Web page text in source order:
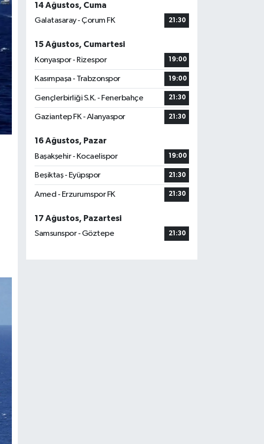
14 Ağustos, Cuma
Galatasaray - Çorum FK
21:30
15 Ağustos, Cumartesi
Konyaspor - Rizespor
19:00
Kasımpaşa - Trabzonspor 19:00
Gençlerbirliği S.K. - Fenerbahçe 21:30
Gaziantep FK - Alanyaspor 21:30
16 Ağustos, Pazar
Başakşehir - Kocaelispor
19:00
Beşiktaş - Eyüpspor 21:30
Amed - Erzurumspor FK 21:30
17 Ağustos, Pazartesi
Samsunspor - Göztepe
21:30